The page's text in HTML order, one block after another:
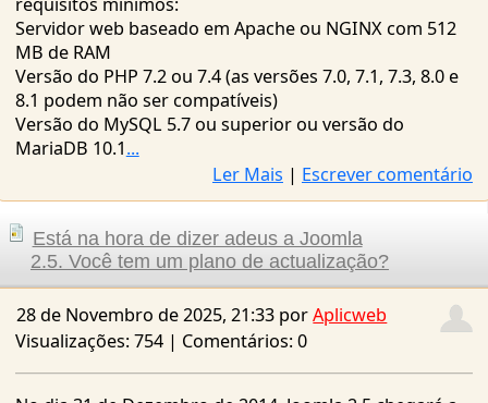
MB de RAM
Versão do PHP 7.2 ou 7.4 (as versões 7.0, 7.1, 7.3, 8.0 e
8.1 podem não ser compatíveis)
Versão do MySQL 5.7 ou superior ou versão do
MariaDB 10.1...
Ler Mais| Escrever comentário
Está na hora de dizer adeus a Joomla
2.5. Você tem um plano de actualização?
28 de Novembro de 2025, 21:33 porAplicweb
Visualizações: 754 | Comentários: 0
No dia 31 de Dezembro de 2014, Joomla 2.5 chegará a
seu fim de vida e não ser mais suportado oficialmente.